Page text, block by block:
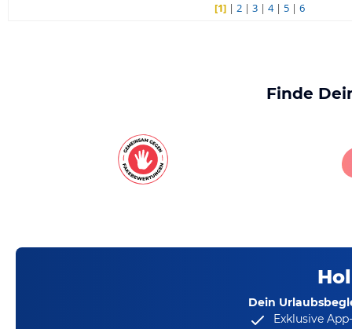
[1] |2 |3 |4| 5 |6
Finde
Dein
Exklusive